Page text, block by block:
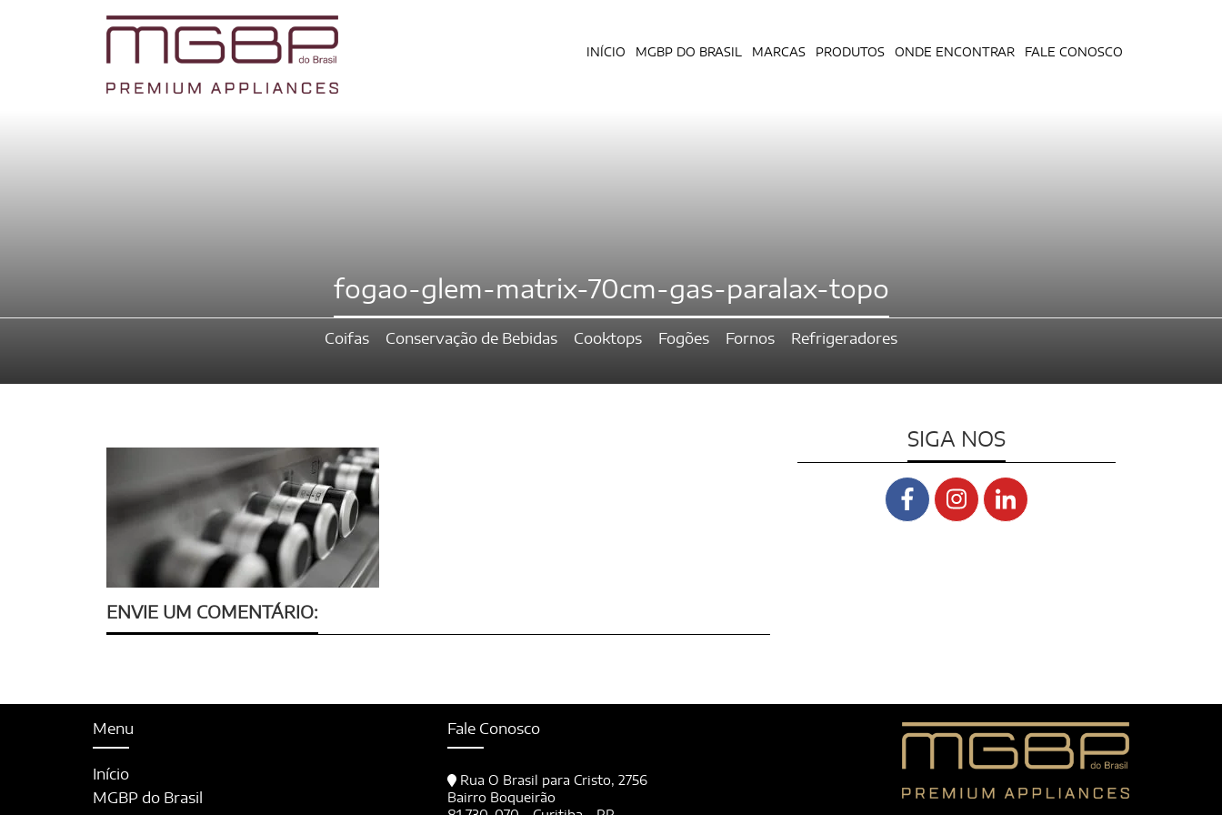
INÍCIO MGBP DO BRASIL MARCAS PRODUTOS ONDE ENCONTRAR FALE CONOSCO
fogao-glem-matrix-70cm-gas-paralax-topo
Coifas Conservação de Bebidas Cooktops Fogões Fornos Refrigeradores
ENVIE UM COMENTÁRIO:
SIGA NOS
Menu
Início
MGBP do Brasil
Fale Conosco
Rua O Brasil para Cristo, 2756
Bairro Boqueirão